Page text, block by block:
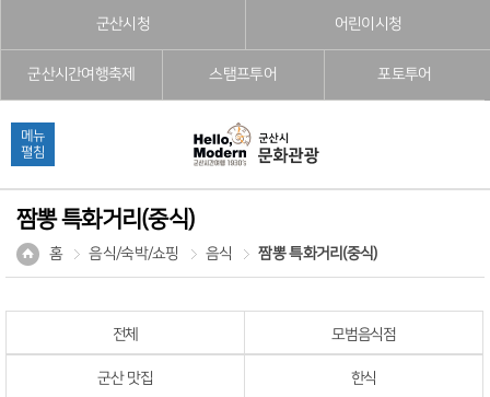
군산시청 어린이시청
군산시간여행축제 스탬프투어 포토투어
메뉴
펼침
짬뽕 특화거리(중식)
홈 음식/숙박/쇼핑 음식 짬뽕 특화거리(중식)
전체 모범음식점
군산 맛집 한식